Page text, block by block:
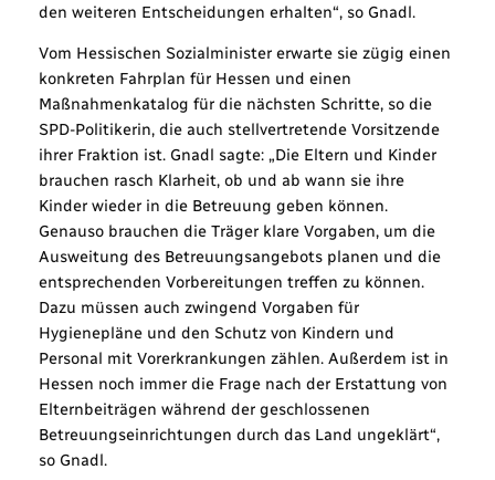
den weiteren Entscheidungen erhalten“, so Gnadl.
Vom Hessischen Sozialminister erwarte sie zügig einen
konkreten Fahrplan für Hessen und einen
Maßnahmenkatalog für die nächsten Schritte, so die
SPD-Politikerin, die auch stellvertretende Vorsitzende
ihrer Fraktion ist. Gnadl sagte: „Die Eltern und Kinder
brauchen rasch Klarheit, ob und ab wann sie ihre
Kinder wieder in die Betreuung geben können.
Genauso brauchen die Träger klare Vorgaben, um die
Ausweitung des Betreuungsangebots planen und die
entsprechenden Vorbereitungen treffen zu können.
Dazu müssen auch zwingend Vorgaben für
Hygienepläne und den Schutz von Kindern und
Personal mit Vorerkrankungen zählen. Außerdem ist in
Hessen noch immer die Frage nach der Erstattung von
Elternbeiträgen während der geschlossenen
Betreuungseinrichtungen durch das Land ungeklärt“,
so Gnadl.